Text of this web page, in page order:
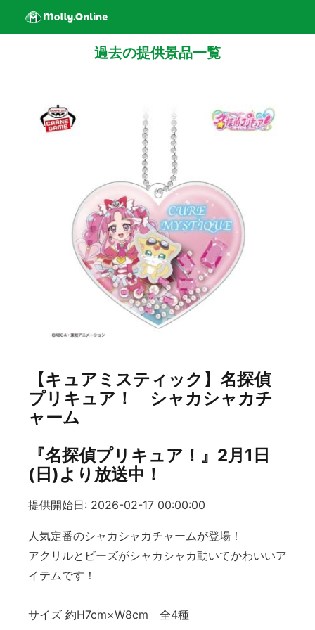
過去の提供景品一覧
【キュアミスティック】名探偵
プリキュア！ シャカシャカチ
ャーム
『名探偵プリキュア！』2月1日
(日)より放送中！
提供開始日: 2026-02-17 00:00:00
人気定番のシャカシャカチャームが登場！
アクリルとビーズがシャカシャカ動いてかわいいア
イテムです！
サイズ 約H7cm×W8cm 全4種